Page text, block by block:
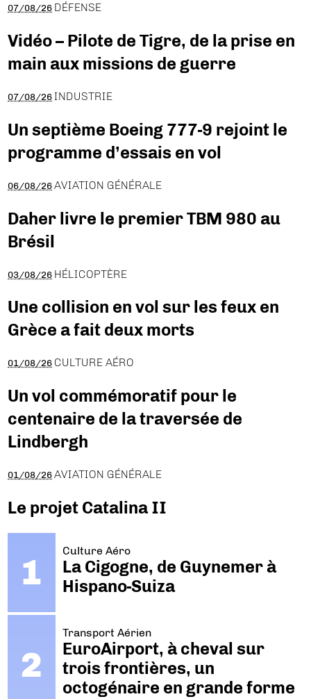
07/08/26 DÉFENSE
Vidéo – Pilote de Tigre, de la prise en
main aux missions de guerre
07/08/26 INDUSTRIE
Un septième Boeing 777-9 rejoint le
programme d’essais en vol
06/08/26 AVIATION GÉNÉRALE
Daher livre le premier TBM 980 au
Brésil
03/08/26 HÉLICOPTÈRE
Une collision en vol sur les feux en
Grèce a fait deux morts
01/08/26 CULTURE AÉRO
Un vol commémoratif pour le
centenaire de la traversée de
Lindbergh
01/08/26 AVIATION GÉNÉRALE
Le projet Catalina II
Culture Aéro
La Cigogne, de Guynemer à
Hispano-Suiza
Transport Aérien
EuroAirport, à cheval sur
trois frontières, un
octogénaire en grande forme